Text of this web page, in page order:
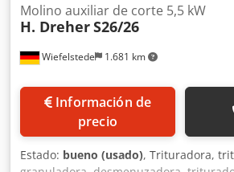
Wiefelstede 1.681 km
Molino auxiliar de corte 5,5 kW
H. DreherS26/26
Información de
precio
Estado: bueno (usado), Trituradora,